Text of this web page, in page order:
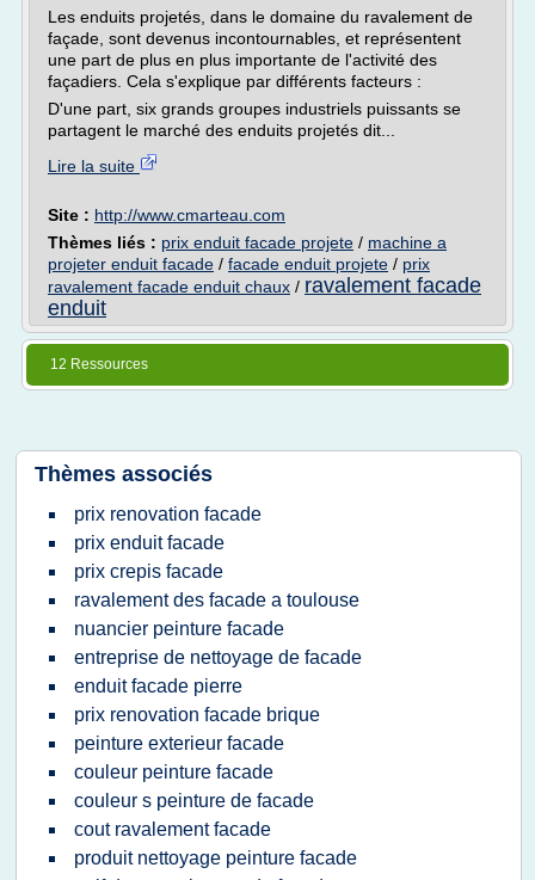
Les enduits projetés, dans le domaine du ravalement de
façade, sont devenus incontournables, et représentent
une part de plus en plus importante de l'activité des
façadiers. Cela s'explique par différents facteurs :
D'une part, six grands groupes industriels puissants se
partagent le marché des enduits projetés dit...
Lire la suite
Site : http://www.cmarteau.com
Thèmes liés : prix enduit facade projete / machine a
projeter enduit facade / facade enduit projete / prix
ravalement facade enduit chaux / ravalement facade
enduit
12 Ressources
Thèmes associés
prix renovation facade
prix enduit facade
prix crepis facade
ravalement des facade a toulouse
nuancier peinture facade
entreprise de nettoyage de facade
enduit facade pierre
prix renovation facade brique
peinture exterieur facade
couleur peinture facade
couleur s peinture de facade
cout ravalement facade
produit nettoyage peinture facade